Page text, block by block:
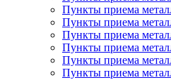
Пункты приема
Пункты приема
Пункты приема
Пункты приема
Пункты приема
Пункты приема